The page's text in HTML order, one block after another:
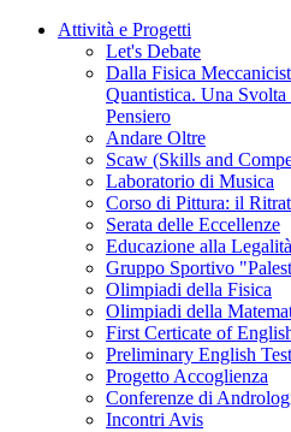
Attività e Progetti
Let's Debate
Dalla Fisica
Quantistica. Una
Pensiero
Andare Oltre
Scaw (Skills and
Laboratorio di Musica
Corso di Pittura: il
Serata delle Eccellenze
Educazione alla Legalità
Gruppo Sportivo
Olimpiadi della Fisica
Olimpiadi della
First Certicate of
Preliminary English
Progetto Accoglienza
Conferenze di
Incontri Avis